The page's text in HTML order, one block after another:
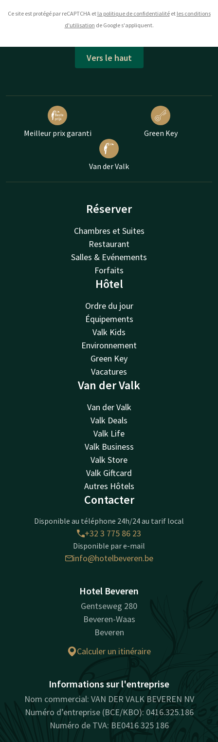
Ce site est protégé par reCAPTCHA et la politique de confidentialitéet les conditions
d'utilisation de Google s'appliquent.
Vers le haut
Meilleur prix garanti Green Key
Van der Valk
Réserver
Chambres et Suites
Restaurant
Salles & Evénements
Forfaits
Hôtel
Ordre du jour
Équipements
Valk Kids
Environnement
Green Key
Vacatures
Van der Valk
Van der Valk
Valk Deals
Valk Life
Valk Business
Valk Store
Valk Giftcard
Autres Hôtels
Contacter
Disponible au téléphone 24h/24 au tarif local
+32 3 775 86 23
Disponible par e-mail
info@hotelbeveren.be
Hotel Beveren
Gentseweg 280
Beveren-Waas
Beveren
Calculer un itinéraire
Informations sur l'entreprise
Nom commercial: VAN DER VALK BEVEREN NV
Numéro d’entreprise (BCE/KBO): 0416.325.186
Numéro de TVA: BE0416 325 186